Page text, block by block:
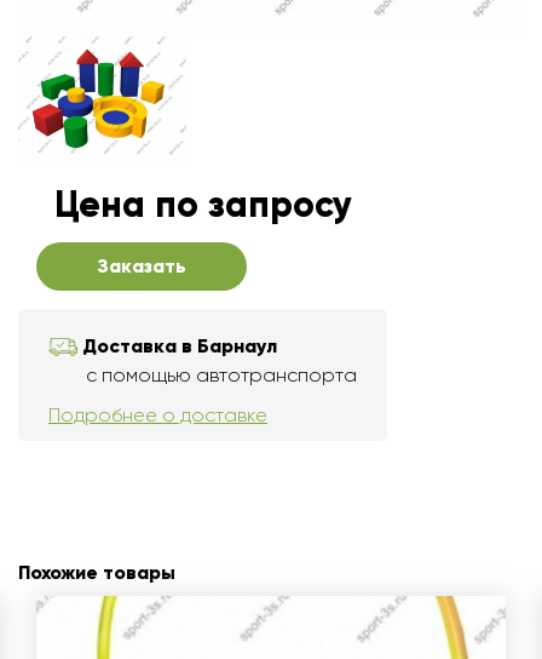
Цена по запросу
Заказать
Доставка в Барнаул
с помощью автотранспорта
Подробнее о доставке
Похожие товары